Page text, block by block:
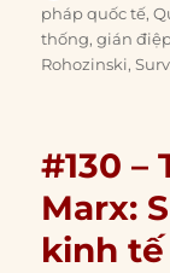
on
pháp quốc tế,
thống,gián
Rohozinski,
#130 –
Marx:
kinh